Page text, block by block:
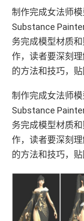
制作完成女法师
Substance
务完成模型材质
作，读者要深刻
的方法和技巧，
制作完成女法师
Substance
务完成模型材质
作，读者要深刻
的方法和技巧，